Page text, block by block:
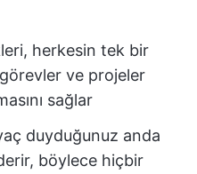
herkesin tek bir
ve projeler
sağlar
duyduğunuz anda
böylece hiçbir